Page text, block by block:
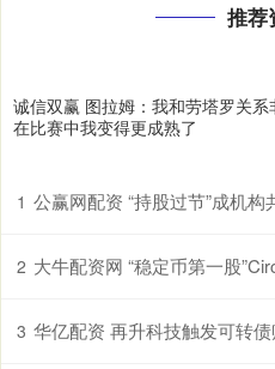
推荐
诚信双赢 图拉姆：我和劳塔罗关系
在比赛中我变得更成熟了
1 公赢网配资 “持股过节”成机
2 大牛配资网 “稳定币第一股
3 华亿配资 再升科技触发可转债赎回条